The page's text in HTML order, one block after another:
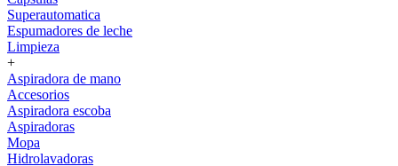
Superautomatica
Espumadores de leche
Limpieza
+
Aspiradora de mano
Accesorios
Aspiradora escoba
Aspiradoras
Mopa
Hidrolavadoras